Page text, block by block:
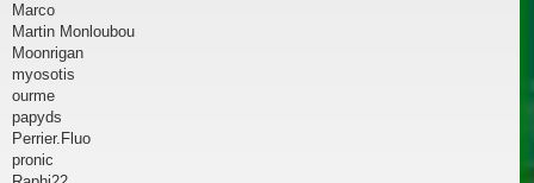
Marco
Martin Monloubou
Moonrigan
myosotis
ourme
papyds
Perrier.Fluo
pronic